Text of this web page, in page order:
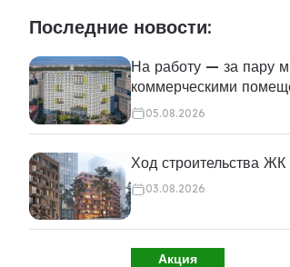
Последние новости:
На работу — за пару
коммерческими
05.08.2026
Ход строительства
03.08.2026
Акция